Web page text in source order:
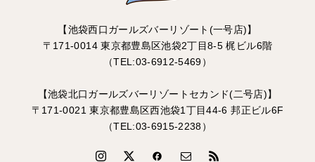
【池袋西口ガールズバーリゾート(一号店)】
〒171-0014 東京都豊島区池袋2丁目8-5 梶ビル6階
（TEL:03-6912-5469）
【池袋北口ガールズバーリゾートセカンド(二号店)】
〒171-0021 東京都豊島区西池袋1丁目44-6 邦正ビル6F
（TEL:03-6915-2238）